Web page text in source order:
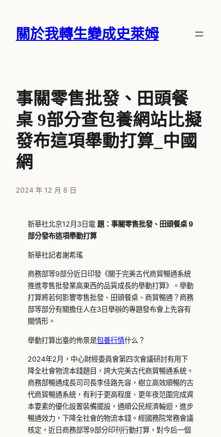
關於我轉生變成史萊姆
事關零售批發、田頭餐
桌 9部分查包養網站比擬
發布這項舉動打算_中國
網
2024 年 12 月 8 日
新華社北京12月3日電 題：事關零售批發、田頭餐桌 9
部分發布這項舉動打算
新華社記者謝希瑤
商務部等9部分近日印發《關于完美古代商貿暢通系統
推進零售批發業高東西的品質成長的舉動打算》。舉動
打算將若何影響零售批發、田頭餐桌、商貿暢通？商務
部等部分有關擔任人在3日舉辦的專題發布會上先容有
關情形。
舉動打算出臺的佈景是包養行情什么？
2024年2月，中心財經委員會第四次會議研討有用下
降全社會物流本錢題目，誇大完美古代商貿暢通系統。
商務部暢通成長司司長李佳路先容，樹立高效順暢的古
代商貿暢通系統，有利于更高程度、更年夜范圍完成資
本要素的優化設置裝備擺設，通順公民經濟輪迴，進步
暢通效力，下降全社會的物流本錢。經國務院常務會議
核定，近日商務部等9部分印刊行動打算，對今后一個